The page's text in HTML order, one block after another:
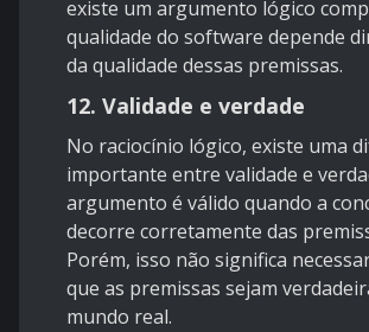
existe um argumento lógico
qualidade do software depende
da qualidade dessas premissas.
12. Validade e verdade
No raciocínio lógico, existe uma
importante entre validade e
argumento é válido quando a
decorre corretamente das
Porém, isso não significa
que as premissas sejam
mundo real.